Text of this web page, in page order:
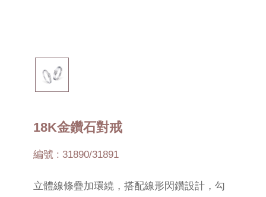
18K金鑽石對戒
編號 : 31890/31891
立體線條疊加環繞，搭配線形閃鑽設計，勾